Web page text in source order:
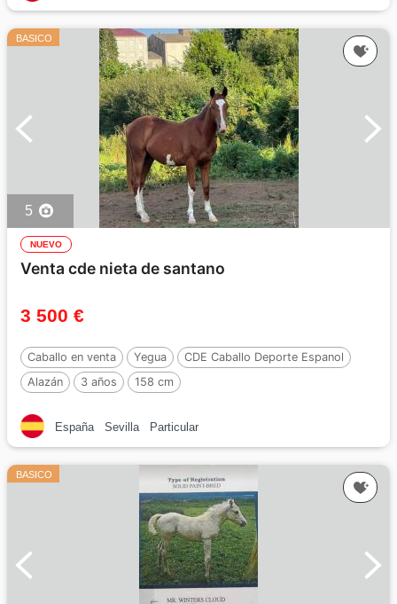
BASICO
5
NUEVO
Venta cde nieta de santano
3 500 €
Caballo en venta Yegua
CDE Caballo Deporte Espanol
Alazán
3 años 158 cm
España Sevilla Particular
BASICO